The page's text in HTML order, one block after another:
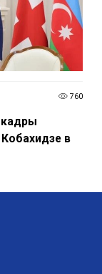
760
в